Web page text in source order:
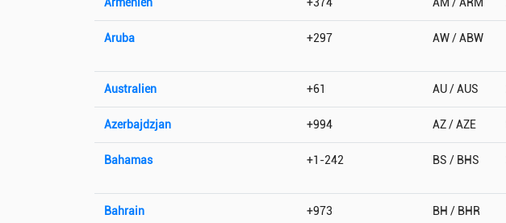
Armenien +374 AM / ARM
Aruba +297 AW / ABW
Australien +61 AU / AUS
Azerbajdzjan +994 AZ / AZE
Bahamas +1-242 BS / BHS
Bahrain +973 BH / BHR